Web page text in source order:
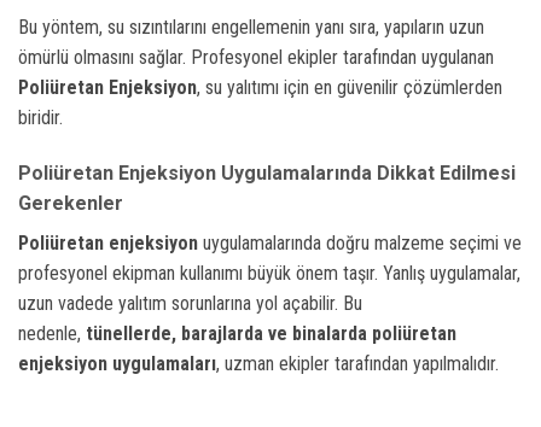
Bu yöntem, su sızıntılarını engellemenin yanı sıra, yapıların uzun
ömürlü olmasını sağlar. Profesyonel ekipler tarafından uygulanan
Poliüretan Enjeksiyon, su yalıtımı için en güvenilir çözümlerden
biridir.
Poliüretan Enjeksiyon Uygulamalarında Dikkat Edilmesi
Gerekenler
Poliüretan enjeksiyon uygulamalarında doğru malzeme seçimi ve
profesyonel ekipman kullanımı büyük önem taşır. Yanlış uygulamalar,
uzun vadede yalıtım sorunlarına yol açabilir. Bu
nedenle, tünellerde, barajlarda ve binalarda poliüretan
enjeksiyon uygulamaları, uzman ekipler tarafından yapılmalıdır.